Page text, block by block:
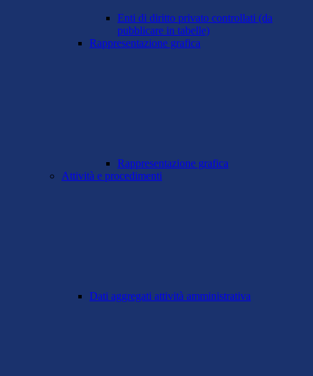
Enti di diritto privato controllati (da
pubblicare in tabelle)
Rappresentazione grafica
Rappresentazione grafica
Attività e procedimenti
Dati aggregati attività amministrativa